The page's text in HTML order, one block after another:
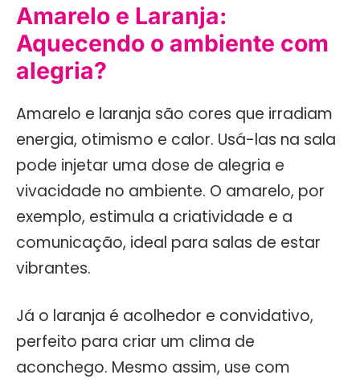
Amarelo e Laranja:
Aquecendo o ambiente com
alegria?
Amarelo e laranja são cores que irradiam
energia, otimismo e calor. Usá-las na sala
pode injetar uma dose de alegria e
vivacidade no ambiente. O amarelo, por
exemplo, estimula a criatividade e a
comunicação, ideal para salas de estar
vibrantes.
Já o laranja é acolhedor e convidativo,
perfeito para criar um clima de
aconchego. Mesmo assim, use com